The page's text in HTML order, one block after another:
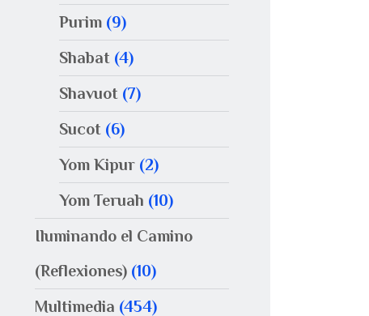
Purim (9)
Shabat (4)
Shavuot (7)
Sucot (6)
Yom Kipur (2)
Yom Teruah (10)
Iluminando el Camino
(Reflexiones) (10)
Multimedia (454)